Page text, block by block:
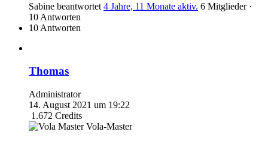
Sabine beantwortet 4 Jahre, 11 Monate aktiv. 6 Mitglieder ·
10 Antworten
10 Antworten
Thomas
Administrator
14. August 2021 um 19:22
1.672 Credits
Vola-Master